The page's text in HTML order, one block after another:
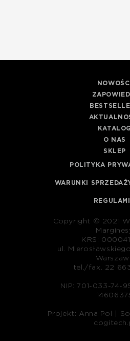
NOWOŚCI
KATALOG
O NAS
SKLEP
POLITYKA
WARUNKI
Copyright © 2021
KRS:
ul. Mierosławskiego
tel./fax. 22
NIP: 701-033-74-
Projekt: Anna Pol |